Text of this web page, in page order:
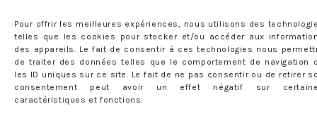
Pour offrir les meilleures expériences, nous utilisons des
telles que les cookies pour stocker et/ou accéder aux
des appareils. Le fait de consentir à ces technologies nous
de traiter des données telles que le comportement de navigation
les ID uniques sur ce site. Le fait de ne pas consentir ou de retirer
consentement peut avoir un effet négatif sur
caractéristiques et fonctions.